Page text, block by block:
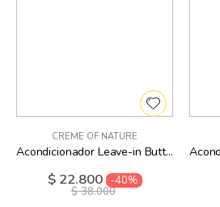
CREME OF NATURE
Acondicionador Leave-in Butter Blend Y Flaxseed Creme Of Nature - 12 Oz
$ 38.000
Precio
especial
$ 22.800 -40%